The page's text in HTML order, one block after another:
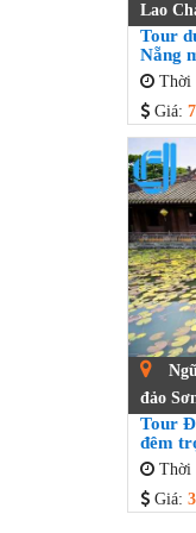
Lao
Tour
Nẵng
Thời
Giá:
đảo
Tour
đêm
Thời
Giá: